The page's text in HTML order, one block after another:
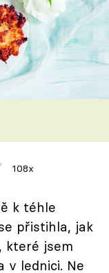
108x
k téhle
přistihla, jak
které jsem
v lednici. Ne